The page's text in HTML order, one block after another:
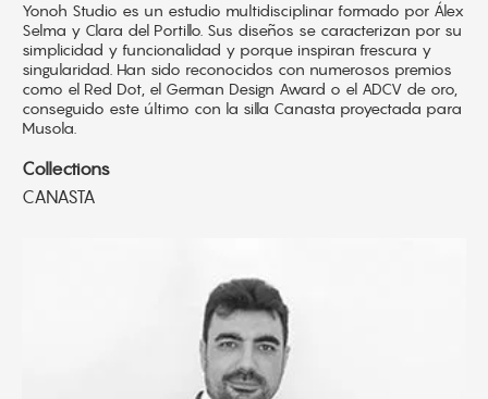
Yonoh Studio es un estudio multidisciplinar formado por Álex
Selma y Clara del Portillo. Sus diseños se caracterizan por su
simplicidad y funcionalidad y porque inspiran frescura y
singularidad. Han sido reconocidos con numerosos premios
como el Red Dot, el German Design Award o el ADCV de oro,
conseguido este último con la silla Canasta proyectada para
Musola.
Collections
CANASTA